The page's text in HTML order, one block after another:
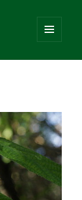
小工具